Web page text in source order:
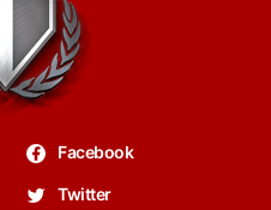
Facebook
Twitter